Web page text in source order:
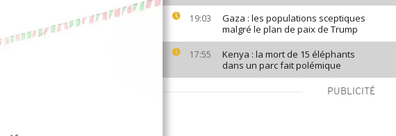
19:03
Gaza : les populations sceptiques
malgré le plan de paix de Trump
17:55
Kenya : la mort de 15 éléphants
dans un parc fait polémique
PUBLICITÉ